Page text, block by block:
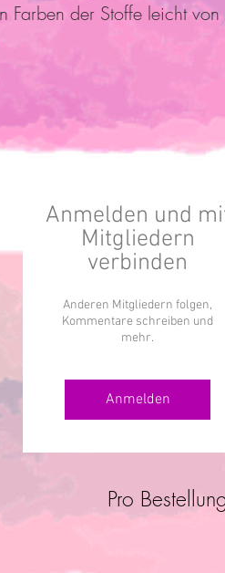
Farben der Stoffe leicht
Anmelden und
Mitgliedern
verbinden
Anderen Mitgliedern folgen,
Kommentare schreiben und
mehr.
Anmelden
Pro